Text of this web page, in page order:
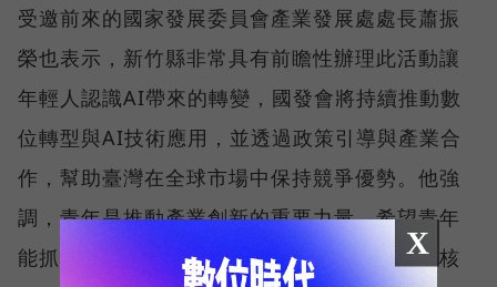
受邀前來的國家發展委員會產業發展處處長蕭振
榮也表示，新竹縣非常具有前瞻性辦理此活動讓
年輕人認識AI帶來的轉變，國發會將持續推動數
位轉型與AI技術應用，並透過政策引導與產業合
作，幫助臺灣在全球市場中保持競爭優勢。他強
調，青年是推動產業創新的重要力量，希望青年
能抓住數位轉型帶來的機遇，成為未來發展的核
X